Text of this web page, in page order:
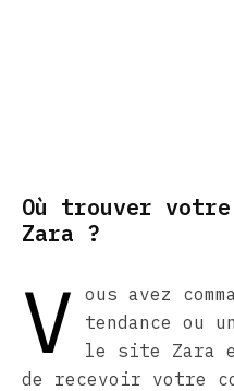
Où trouver
Zara ?
V
ous avez
tendance ou
le site Zara
de recevoir votre